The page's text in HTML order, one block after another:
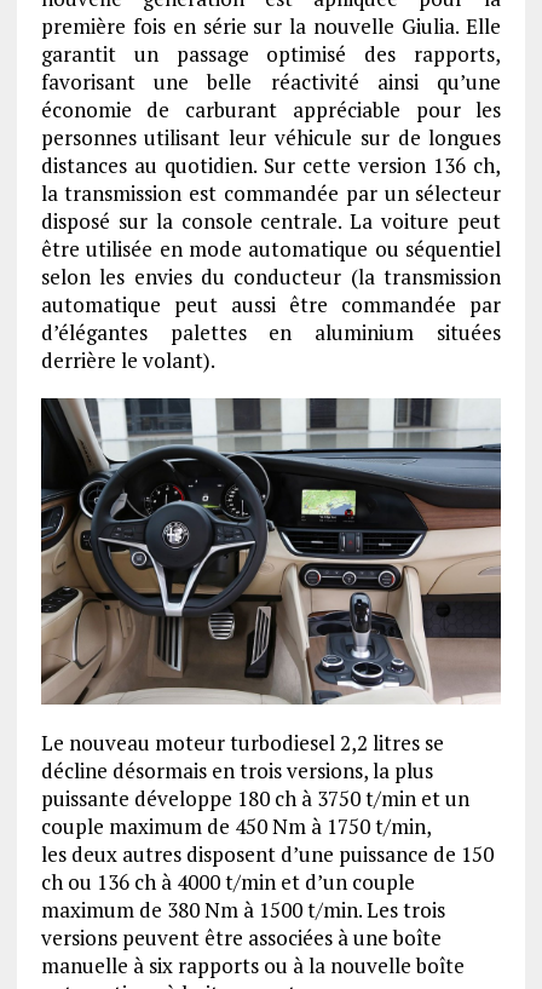
première fois en série sur la nouvelle Giulia. Elle
garantit un passage optimisé des rapports,
favorisant une belle réactivité ainsi qu’une
économie de carburant appréciable pour les
personnes utilisant leur véhicule sur de longues
distances au quotidien. Sur cette version 136 ch,
la transmission est commandée par un sélecteur
disposé sur la console centrale. La voiture peut
être utilisée en mode automatique ou séquentiel
selon les envies du conducteur (la transmission
automatique peut aussi être commandée par
d’élégantes palettes en aluminium situées
derrière le volant).
Le nouveau moteur turbodiesel 2,2 litres se
décline désormais en trois versions, la plus
puissante développe 180 ch à 3750 t/min et un
couple maximum de 450 Nm à 1750 t/min,
les deux autres disposent d’une puissance de 150
ch ou 136 ch à 4000 t/min et d’un couple
maximum de 380 Nm à 1500 t/min. Les trois
versions peuvent être associées à une boîte
manuelle à six rapports ou à la nouvelle boîte